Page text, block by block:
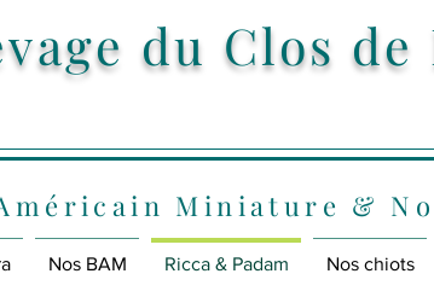
du Clos de
Miniature &
Nos BAM Ricca & Padam Nos chiots